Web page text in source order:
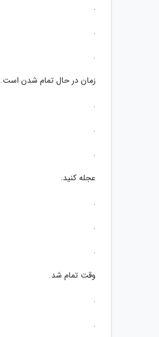
.
.
.
زمان در حال تمام شدن است.
.
.
.
عجله کنید.
.
.
.
وقت تمام شد.
.
.